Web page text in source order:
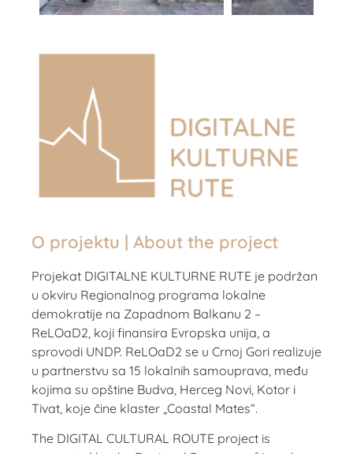
O projektu | About the project
Projekat DIGITALNE KULTURNE RUTE je podržan
u okviru Regionalnog programa lokalne
demokratije na Zapadnom Balkanu 2 –
ReLOaD2, koji finansira Evropska unija, a
sprovodi UNDP. ReLOaD2 se u Crnoj Gori realizuje
u partnerstvu sa 15 lokalnih samouprava, među
kojima su opštine Budva, Herceg Novi, Kotor i
Tivat, koje čine klaster „Coastal Mates“.
The DIGITAL CULTURAL ROUTE project is